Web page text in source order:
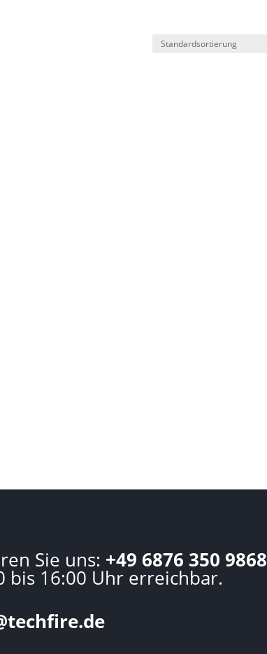
Sie uns: +49 6876 350 9868
bis 16:00 Uhr erreichbar.